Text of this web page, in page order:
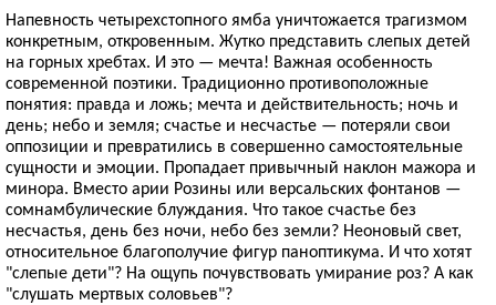
Напевность четырехстопного ямба уничтожается трагизмом
конкретным, откровенным. Жутко представить слепых детей
на горных хребтах. И это — мечта! Важная особенность
современной поэтики. Традиционно противоположные
понятия: правда и ложь; мечта и действительность; ночь и
день; небо и земля; счастье и несчастье — потеряли свои
оппозиции и превратились в совершенно самостоятельные
сущности и эмоции. Пропадает привычный наклон мажора и
минора. Вместо арии Розины или версальских фонтанов —
сомнамбулические блуждания. Что такое счастье без
несчастья, день без ночи, небо без земли? Неоновый свет,
относительное благополучие фигур паноптикума. И что хотят
"слепые дети"? На ощупь почувствовать умирание роз? А как
"слушать мертвых соловьев"?